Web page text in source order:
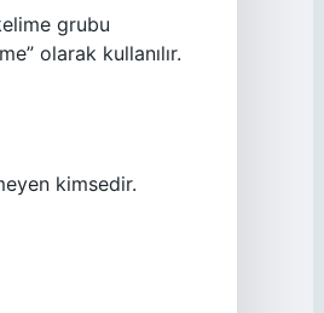
grubu
olarak kullanılır.
kimsedir.